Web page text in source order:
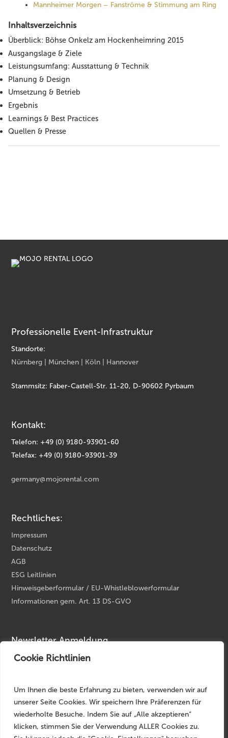
Cookie Richtlinien
Um Ihnen die beste Erfahrung zu bieten, verwenden wir auf
unserer Seite Cookies. Wir speichern Ihre Präferenzen für
wiederholte Besuche. Indem Sie auf „Alle akzeptieren“
klicken, stimmen Sie der Verwendung ALLER Cookies zu.
Mannheimer Morgen – Fanströme & Stimmung am Ring
Inhaltsverzeichnis
Überblick: Böhse Onkelz am Hockenheimring 2015
Ausgangslage & Ziele
Leistungsumfang: Ausstattung & Technik
Planung & Design
Umsetzung & Betrieb
Ergebnis
Learnings & Best Practices
Quellen & Presse
Professionelle Event-Infrastruktur
Standorte:
Nürnberg | München | Köln | Hannover
Stammsitz: Faber-Castell-Str. 11-20, D-90602 Pyrbaum
Kontakt:
Telefon: +49 (0) 9180-93901-60
Telefax: +49 (0) 9180-93901-39
germany@mojorental.com
Rechtliches:
Impressum
Datenschutz
AGB
ESG Leitlinien
Hinweisgeberformular / EU-Whistleblowerformular
Informationen gem. Art. 13 DS-GVO
Newsletter Anmeldung
Ihre E-Mail Adresse*